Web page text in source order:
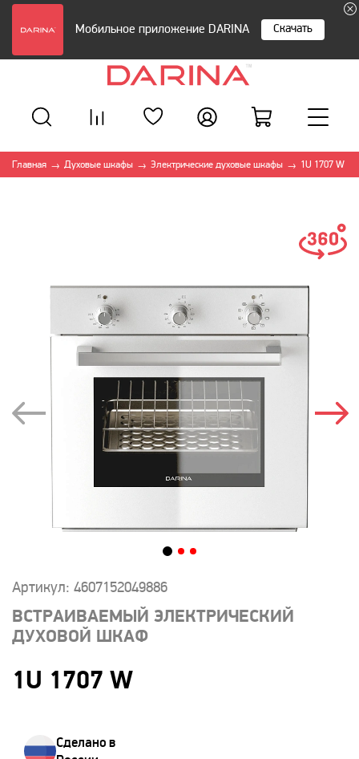
Мобильное приложение DARINA Скачать
Главная → Духовые шкафы → Электрические духовые шкафы → 1U 1707 W
Артикул: 4607152049886
ВСТРАИВАЕМЫЙ ЭЛЕКТРИЧЕСКИЙ
ДУХОВОЙ ШКАФ
1U 1707 W
Сделано в